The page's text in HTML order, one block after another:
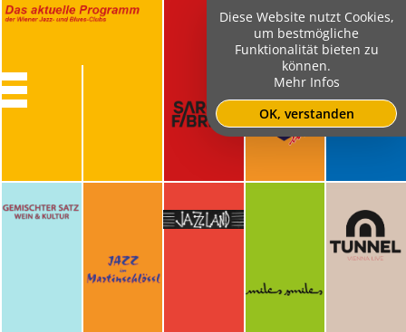
Diese Website nutzt Cookies,
um bestmögliche
Funktionalität bieten zu
können.
Mehr Infos
OK, verstanden